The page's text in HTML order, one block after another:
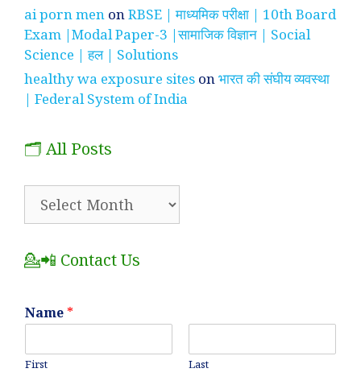
ai porn men onRBSE | माध्यमिक परीक्षा | 10th Board
Exam |Modal Paper-3 |सामाजिक विज्ञान | Social
Science | हल | Solutions
healthy wa exposure sites onभारत की संघीय व्यवस्था
| Federal System of India
🗂️ All Posts
💁📲 Contact Us
Name *
First Last